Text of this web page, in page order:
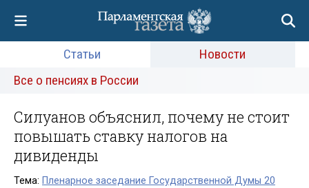
Статьи
Новости
Все о пенсиях в России
Силуанов объяснил, почему не стоит
повышать ставку налогов на
дивиденды
Тема: Пленарное заседание Государственной Думы 20